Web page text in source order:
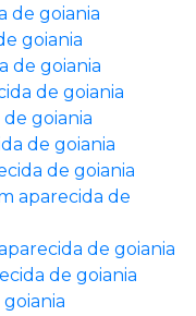
de goiania
goiania
de goiania
de goiania
goiania
de goiania
de goiania
aparecida de
de goiania
de goiania